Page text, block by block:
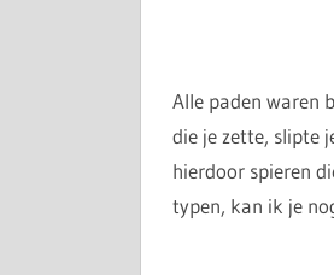
Alle paden waren
die je zette, slipte
hierdoor spieren
typen, kan ik je